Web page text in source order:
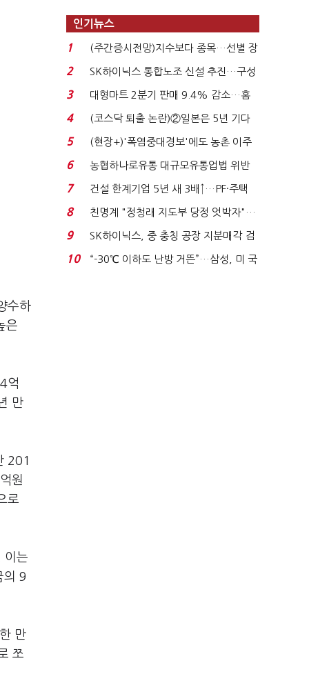
수하
은
억
만
201
원
로
이는
의 9
만
쪼
인기뉴스
1
(주간증시전망)지수보다 종목…선별 장
세 이어진다...
2
SK하이닉스 통합노조 신설 추진…구성
원 간 성과급 불...
3
대형마트 2분기 판매 9.4% 감소…홈
플러스 사태 여파...
4
(코스닥 퇴출 논란)②일본은 5년 기다
려주는데 우리는 ...
5
(현장+)'폭염중대경보'에도 농촌 이주
노동자는 강행군…'야...
6
농협하나로유통 대규모유통업법 위반
적발…공정위, 과...
7
건설 한계기업 5년 새 3배↑…PF·주택
침체에 재무 ...
8
친명계 "정청래 지도부 당정 엇박자"…
친청계 "신천지 오...
9
SK하이닉스, 중 충칭 공장 지분매각 검
토?…“확정된 바...
10
“-30℃ 이하도 난방 거뜬”…삼성, 미 국